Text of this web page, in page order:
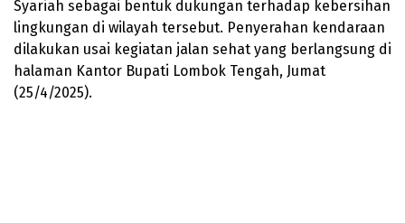
Syariah sebagai bentuk dukungan terhadap kebersihan
lingkungan di wilayah tersebut. Penyerahan kendaraan
dilakukan usai kegiatan jalan sehat yang berlangsung di
halaman Kantor Bupati Lombok Tengah, Jumat
(25/4/2025).